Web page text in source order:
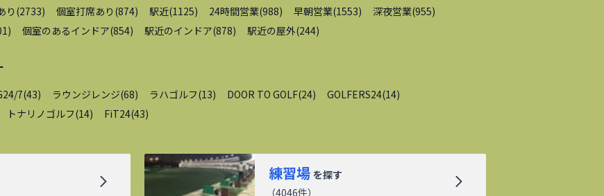
り(2733) 個室打席あり (874) 駅近(1125) 24時間営業(988) 早朝営業(1553) 深夜営業(955)
) 個室のあるインドア(854) 駅近のインドア(878) 駅近の屋外(244)
7(43) ラウンジレンジ(68) ラハゴルフ(13) DOOR TO GOLF(24) GOLFERS24(14)
トナリノゴルフ(14) FiT24(43)
練習場 を探す
（4046件）